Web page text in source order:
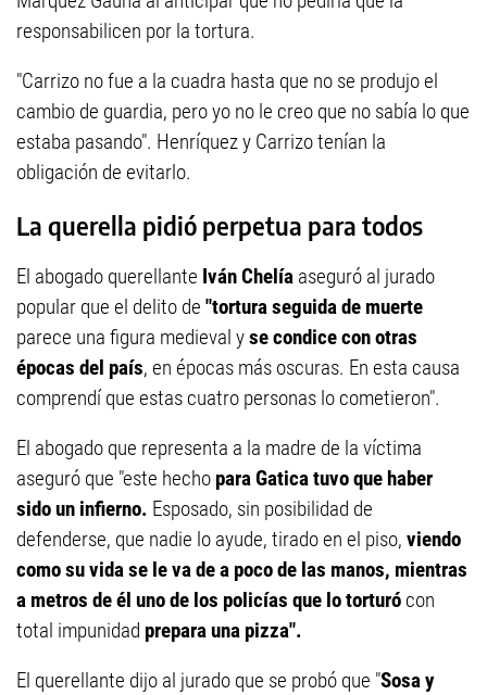
responsabilicen por la tortura.
"Carrizo no fue a la cuadra hasta que no se produjo el
cambio de guardia, pero yo no le creo que no sabía lo que
estaba pasando". Henríquez y Carrizo tenían la
obligación de evitarlo.
La querella pidió perpetua para todos
El abogado querellante Iván Chelía aseguró al jurado
popular que el delito de "tortura seguida de muerte
parece una figura medieval yse condice con otras
épocas del país, en épocas más oscuras. En esta causa
comprendí que estas cuatro personas lo cometieron".
El abogado que representa a la madre de la víctima
aseguró que "este hecho para Gatica tuvo que haber
sido un infierno. Esposado, sin posibilidad de
defenderse, que nadie lo ayude, tirado en el piso, viendo
como su vida se le va de a poco de las manos, mientras
a metros de él uno de los policías que lo torturó con
total impunidad prepara una pizza".
El querellante dijo al jurado que se probó que "Sosa y